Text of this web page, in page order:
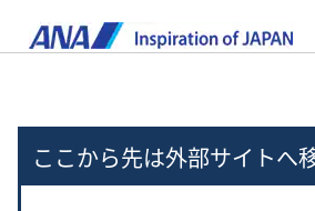
ここから先は外部サイトへ